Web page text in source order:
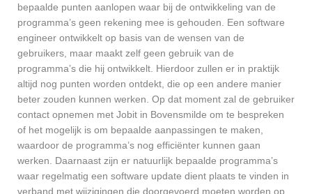
bepaalde punten aanlopen waar bij de ontwikkeling van de
programma’s geen rekening mee is gehouden. Een software
engineer ontwikkelt op basis van de wensen van de
gebruikers, maar maakt zelf geen gebruik van de
programma’s die hij ontwikkelt. Hierdoor zullen er in praktijk
altijd nog punten worden ontdekt, die op een andere manier
beter zouden kunnen werken. Op dat moment zal de gebruiker
contact opnemen met Jobit in Bovensmilde om te bespreken
of het mogelijk is om bepaalde aanpassingen te maken,
waardoor de programma’s nog efficiënter kunnen gaan
werken. Daarnaast zijn er natuurlijk bepaalde programma’s
waar regelmatig een software update dient plaats te vinden in
verband met wijzigingen die doorgevoerd moeten worden op